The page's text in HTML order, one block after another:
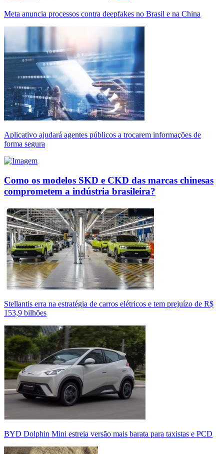
Meta anuncia processos contra deepfakes no Brasil e na China
Aplicativo ajudará agentes públicos a trocarem informações de
forma segura
Como os modelos SKD e CKD das marcas chinesas
comprometem a indústria brasileira?
Stellantis erra na estratégia de carros elétricos e tem prejuízo de R$
153,9 bilhões
BYD Dolphin Mini estreia versão mais barata para taxistas e PCD